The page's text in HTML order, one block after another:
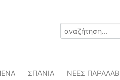
ΣΠΑΝΙΑ ΝΕΕΣ